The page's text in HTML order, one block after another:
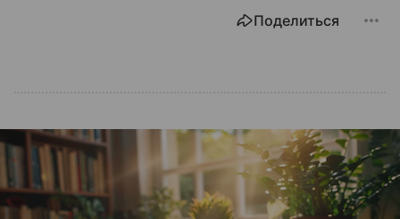
Поделиться